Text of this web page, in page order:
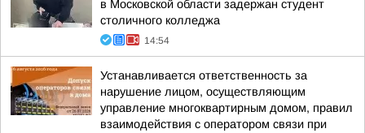
в Московской области задержан студент
столичного колледжа
14:54
Устанавливается ответственность за
нарушение лицом, осуществляющим
управление многоквартирным домом, правил
взаимодействия с оператором связи при